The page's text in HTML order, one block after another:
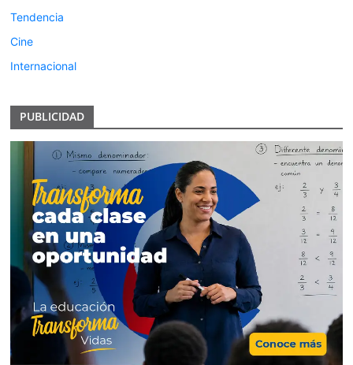
Tendencia
Cine
Internacional
PUBLICIDAD